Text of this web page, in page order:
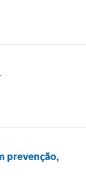
prevenção,